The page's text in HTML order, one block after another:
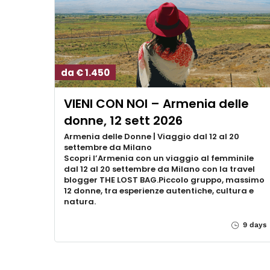
da € 1.450
VIENI CON NOI – Armenia delle
donne, 12 sett 2026
Armenia delle Donne | Viaggio dal 12 al 20
settembre da Milano
Scopri l’Armenia con un viaggio al femminile
dal 12 al 20 settembre da Milano con la travel
blogger THE LOST BAG.Piccolo gruppo, massimo
12 donne, tra esperienze autentiche, cultura e
natura.
9 days